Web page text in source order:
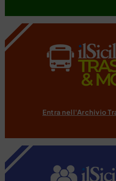
Entra nell'Archivio